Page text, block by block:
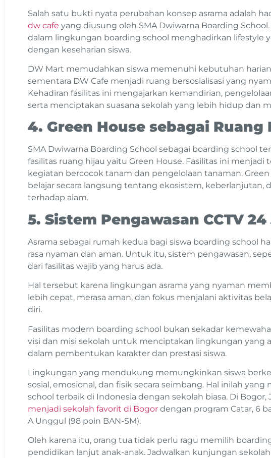
Salah satu bukti nyata perubahan konsep asrama adalah
dw cafe yang diusung oleh SMA Dwiwarna Boarding
dalam lingkungan boarding school menghadirkan lifestyle
dengan keseharian siswa.
DW Mart memudahkan siswa memenuhi kebutuhan
sementara DW Cafe menjadi ruang bersosialisasi yang
Kehadiran fasilitas ini mengajarkan kemandirian,
serta menciptakan suasana sekolah yang lebih hidup dan
4. Green House sebagai Ruang
SMA Dwiwarna Boarding School sebagai boarding school
fasilitas ruang hijau yaitu Green House. Fasilitas ini
kegiatan bercocok tanam dan pengelolaan tanaman.
belajar secara langsung tentang ekosistem, keberlanjutan,
terhadap alam.
5. Sistem Pengawasan CCTV 24
Asrama sebagai rumah kedua bagi siswa boarding school
rasa nyaman dan aman. Untuk itu, sistem pengawasan,
dari fasilitas wajib yang harus ada.
Hal tersebut karena lingkungan asrama yang nyaman
lebih cepat, merasa aman, dan fokus menjalani aktivitas
diri.
Fasilitas modern boarding school bukan sekadar
visi dan misi sekolah untuk menciptakan lingkungan yang
dalam pembentukan karakter dan prestasi siswa.
Lingkungan yang mendukung memungkinkan siswa
sosial, emosional, dan fisik secara seimbang. Hal inilah
school terbaik di Indonesia dengan sekolah biasa. Di Bogor,
menjadi sekolah favorit di Bogor dengan program Catar, 6
A Unggul (98 poin BAN-SM).
Oleh karena itu, orang tua tidak perlu ragu memilih
pendidikan lanjut anak-anak. Jadwalkan kunjungan